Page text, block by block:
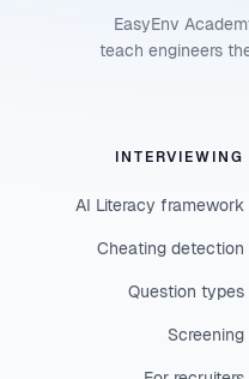
EasyEnv
teach engineers
INTERVIEWING
AI Literacy framework
Cheating detection
Question types
Screening